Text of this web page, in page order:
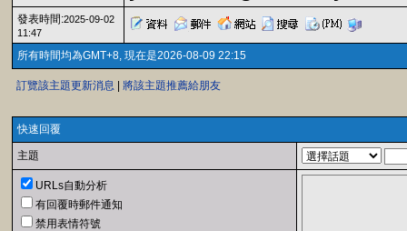
發表時間:2025-09-02
11:47
所有時間均為GMT+8, 現在是2026-08-09 22:15
訂覽該主題更新消息 將該主題推薦給朋友
快速回覆
主題
URLs自動分析
有回覆時郵件通知
禁用表情符號